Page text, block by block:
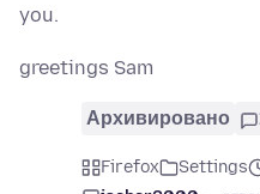
you.
greetings Sam
Архивировано
Firefox Settings